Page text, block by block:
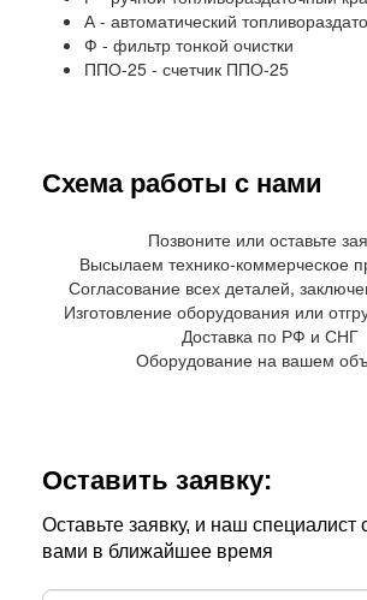
А - автоматический
Ф - фильтр тонкой очистки
ППО-25 - счетчик ППО-25
Схема работы с нами
Позвоните или оставьте
Высылаем технико-коммерческое
Согласование всех деталей,
Изготовление оборудования или
Доставка по РФ и СНГ
Оборудование на вашем
Оставить заявку:
Оставьте заявку, и наш специалист
вами в ближайшее время